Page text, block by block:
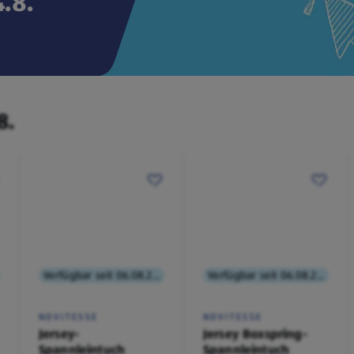
NOVITESSE
Jersey-
Spannleintuch
NOVITESSE
Jersey Boxspring-
Spannleintuch